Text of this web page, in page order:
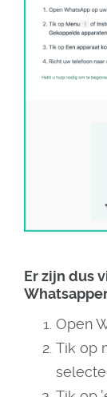
Er zijn dus
Open
Tik op